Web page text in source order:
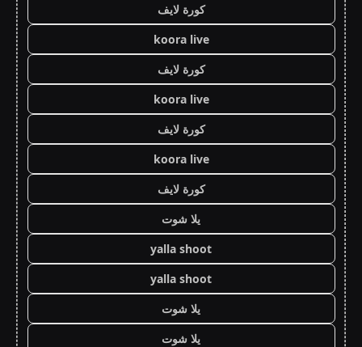
كورة لايف
koora live
كورة لايف
koora live
كورة لايف
koora live
كورة لايف
يلا شوت
yalla shoot
yalla shoot
يلا شوت
يلا شوت